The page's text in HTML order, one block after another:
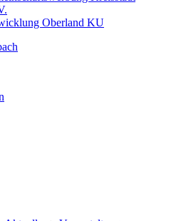
Oberland KU